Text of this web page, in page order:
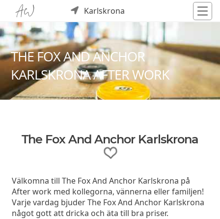
Karlskrona
THE FOX AND ANCHOR
KARLSKRONA AFTER WORK
The Fox And Anchor Karlskrona
Välkomna till The Fox And Anchor Karlskrona på
After work med kollegorna, vännerna eller familjen!
Varje vardag bjuder The Fox And Anchor Karlskrona
något gott att dricka och äta till bra priser.